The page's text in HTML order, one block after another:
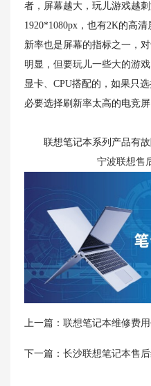
者，屏幕越大，玩儿游戏越
1920*1080px，也有2K的高
新率也是屏幕的指标之一，
明显，但要玩儿一些大的游
显卡、CPU搭配的，如果只
必要选择刷新率太高的电竞屏
联想笔记本系列产品有故
宁波联想售
上一篇： 联想笔记本维修费用
下一篇： 长沙联想笔记本售后维